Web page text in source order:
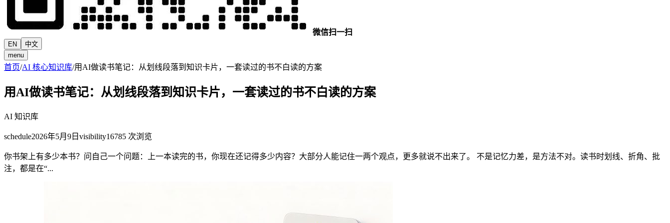
微信扫一扫
EN
中文
menu
首页/AI 核心知识库/用AI做读书笔记：从划线段落到知识卡片，一套读过的书不白读的方案
用AI做读书笔记：从划线段落到知识卡片，一套读过的书不白读的方案
AI 知识库
schedule2026年5月9日 visibility16785 次浏览
你书架上有多少本书？问自己一个问题：上一本读完的书，你现在还记得多少内容？大部分人能记住一两个观点，更多就说不出来了。 不是记忆力差，是方法不对。读书时划线、折角、批
注，都是在“...